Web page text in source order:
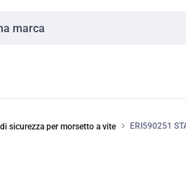
sicurezza per morsetto a vite ERI590251